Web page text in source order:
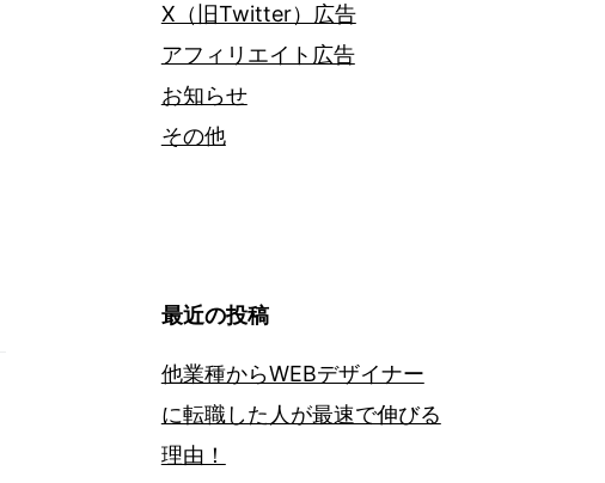
X（旧Twitter）広告
アフィリエイト広告
お知らせ
その他
最近の投稿
他業種からWEBデザイナー
に転職した人が最速で伸びる
理由！